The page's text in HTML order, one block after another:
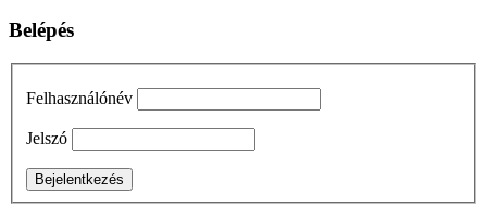
Belépés
Felhasználónév
Jelszó